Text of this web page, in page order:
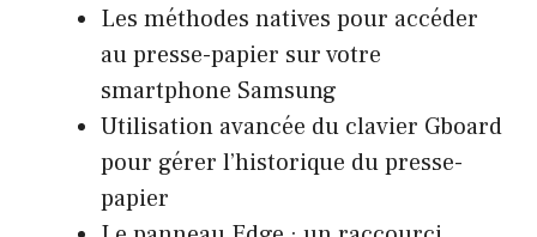
Les méthodes natives pour accéder
au presse-papier sur votre
smartphone Samsung
Utilisation avancée du clavier Gboard
pour gérer l’historique du presse-
papier